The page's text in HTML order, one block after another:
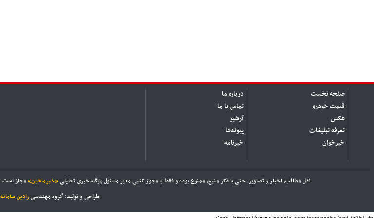
صفحه نخست
قیمت خودرو
عکس
تعرفه تبلیغات
خبرخوان
درباره ما
تماس با ما
آرشیو
پیوندها
خبرنامه
نقل مطالب، اخبار و تصاویر، حتی با ذکر منبع، ممنوع بوده و فقط با مجوز کتبی مدیر مسئول پایگاه خبری تحلیلی «خبرماشین»مجاز است.
طراحی و تولید: گروه مهندسی رادین سامانه